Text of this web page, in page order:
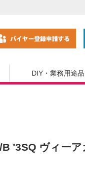
DIY・業務用途品
'3SQ ヴィー